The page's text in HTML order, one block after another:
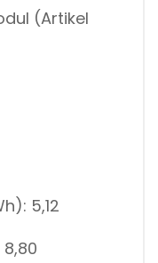
(Artikel
5,12